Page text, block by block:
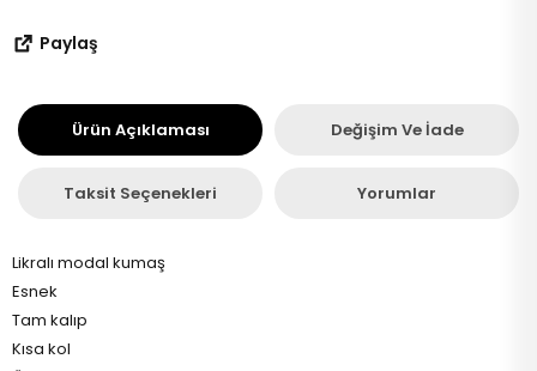
Paylaş
Ürün Açıklaması Değişim Ve İade
Taksit Seçenekleri Yorumlar
Likralı modal kumaş
Esnek
Tam kalıp
Kısa kol